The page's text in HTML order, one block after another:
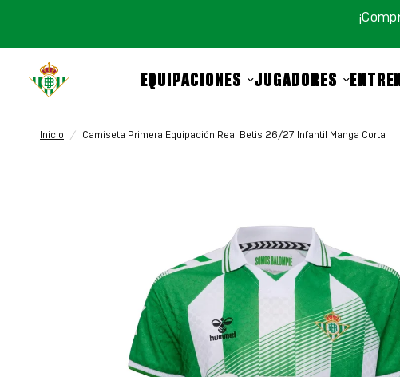
EQUIPACIONES JUGADORES
Inicio / Camiseta Primera Equipación Real Betis 26/27 Infantil Manga Corta